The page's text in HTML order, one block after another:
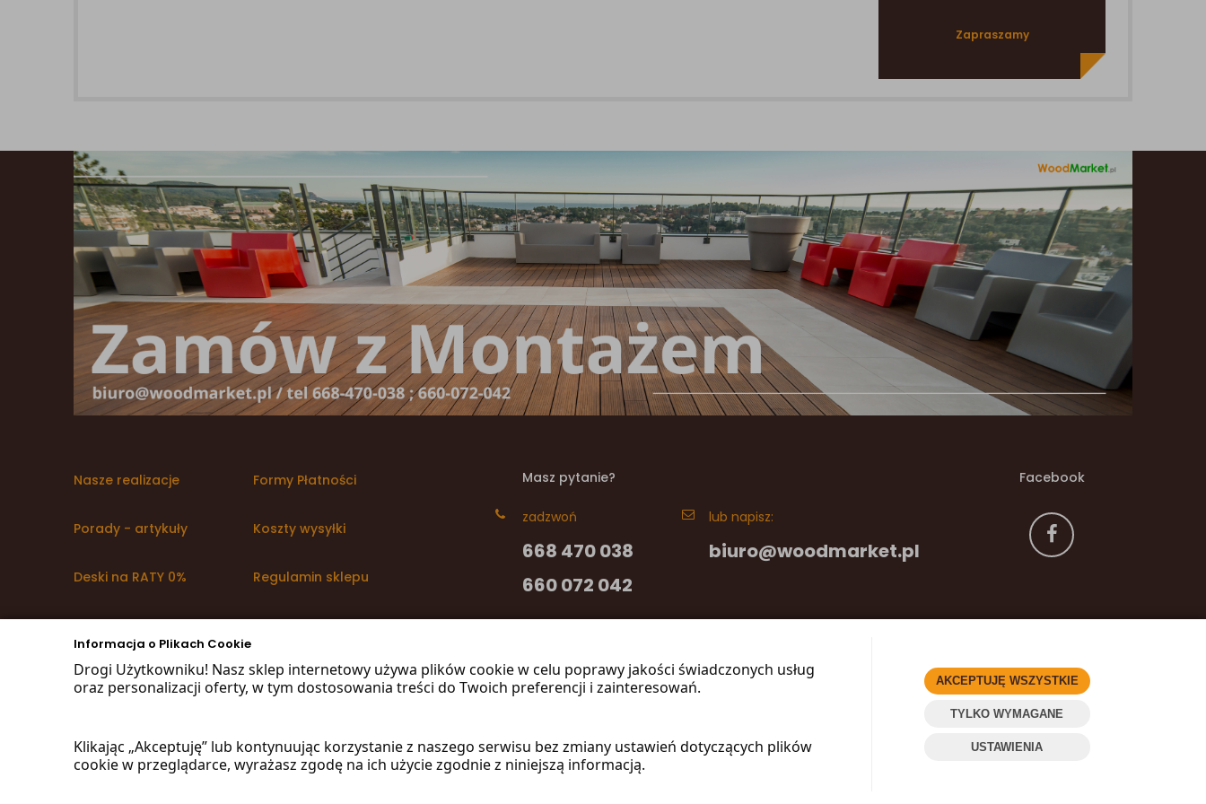
Informacja o Plikach Cookie
Drogi Użytkowniku! Nasz sklep internetowy używa plików cookie w celu poprawy jakości świadczonych usług
oraz personalizacji oferty, w tym dostosowania treści do Twoich preferencji i zainteresowań.
Klikając „Akceptuję” lub kontynuując korzystanie z naszego serwisu bez zmiany ustawień dotyczących plików
cookie w przeglądarce, wyrażasz zgodę na ich użycie zgodnie z niniejszą informacją.
AKCEPTUJĘ WSZYSTKIE
TYLKO WYMAGANE
USTAWIENIA
Zapraszamy
Nasze realizacje
Porady - artykuły
Deski na RATY 0%
Promocje WoodMarket
Formy Płatności
Koszty wysyłki
Regulamin sklepu
Polityka prywatności i
Masz pytanie?
zadzwoń
668 470 038
660 072 042
lub napisz:
biuro@woodmarket.pl
Facebook
Projekt i oprogramowanie sklepu:ebexo